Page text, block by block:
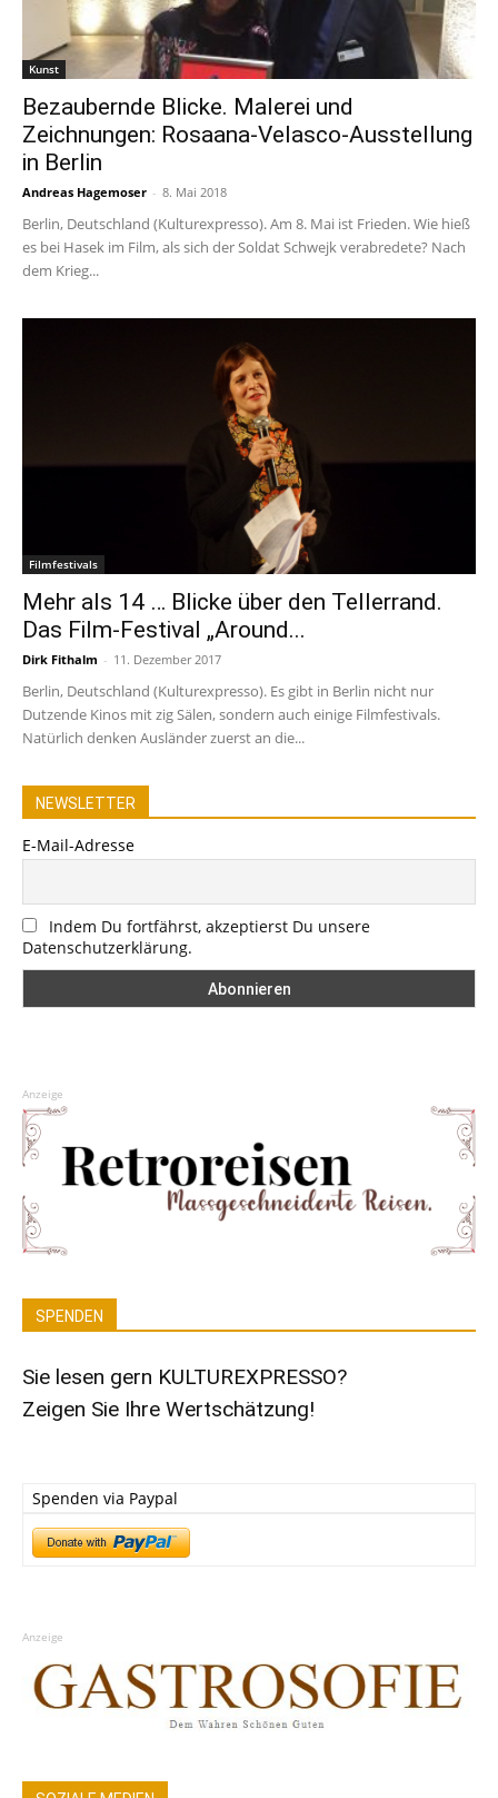
Kunst
Bezaubernde Blicke. Malerei und
Zeichnungen: Rosaana-Velasco-Ausstellung
in Berlin
Andreas Hagemoser - 8. Mai 2018
Berlin, Deutschland (Kulturexpresso). Am 8. Mai ist Frieden. Wie hieß
es bei Hasek im Film, als sich der Soldat Schwejk verabredete? Nach
dem Krieg...
Filmfestivals
Mehr als 14 … Blicke über den Tellerrand.
Das Film-Festival „Around...
Dirk Fithalm - 11. Dezember 2017
Berlin, Deutschland (Kulturexpresso). Es gibt in Berlin nicht nur
Dutzende Kinos mit zig Sälen, sondern auch einige Filmfestivals.
Natürlich denken Ausländer zuerst an die...
NEWSLETTER
E-Mail-Adresse
Indem Du fortfährst, akzeptierst Du unsere
Datenschutzerklärung.
Anzeige
SPENDEN
Sie lesen gern KULTUREXPRESSO?
Zeigen Sie Ihre Wertschätzung!
Spenden via Paypal
Anzeige